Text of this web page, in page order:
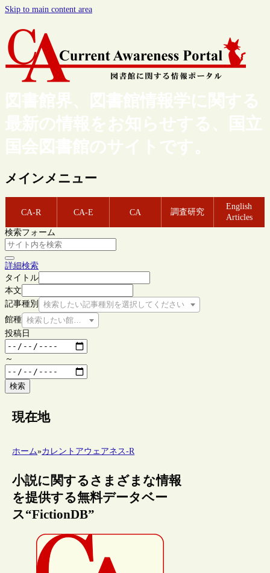
Skip to main content area
図書館界、図書館情報学に関する
最新の情報をお知らせする、国立
国会図書館のサイトです。
メインメニュー
CA-R CA-E CA 調査研究
English
Articles
検索フォーム
詳細検索
タイトル
本文
記事種別
検索したい記事種別を選択してください
館種 検索したい館種を選択してください
投稿日
～
検索
現在地
ホーム»カレントアウェアネス-R
小説に関するさまざまな情報
を提供する無料データベー
ス“FictionDB”